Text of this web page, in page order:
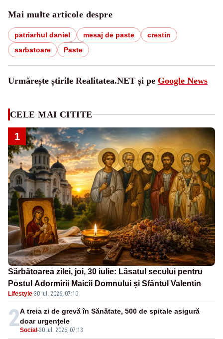
Mai multe articole despre
patriarhul daniel mesaj de paste
crestin
sarbatoare
Paste
Urmărește știrile Realitatea.NET și pe Google News
CELE MAI CITITE
1
Sărbătoarea zilei, joi, 30 iulie: Lăsatul secului pentru
Postul Adormirii Maicii Domnului și Sfântul Valentin
Lifestyle·30 iul. 2026, 07:10
2Social-30 iul. 2026, 07:13
A treia zi de grevă în Sănătate, 500 de spitale asigură
doar urgențele